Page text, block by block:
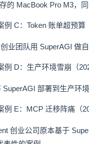
的 MacBook Pro M3，
例 C：Token 账单超预算
业团队用 SuperAGI 做
例 D：生产环境雪崩（
SuperAGI 部署到生产环
例 E：MCP 迁移阵痛（
创业公司原本基于